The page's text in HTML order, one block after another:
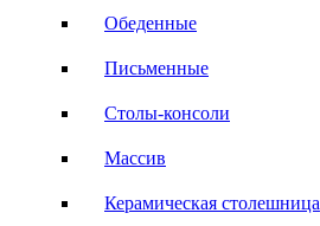
Обеденные
Письменные
Столы-консоли
Массив
Керамическая столешница